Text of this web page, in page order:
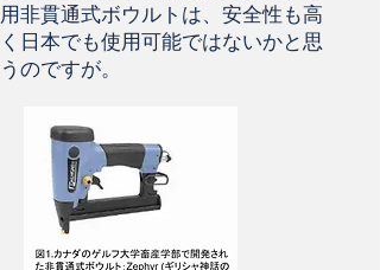
用非貫通式ボウルトは、安全性も高
く日本でも使用可能ではないかと思
うのですが。